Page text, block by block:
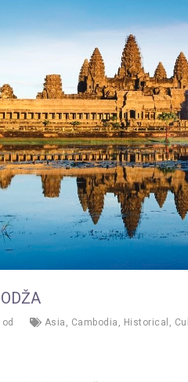
Asia , Cambodia , Historical ,